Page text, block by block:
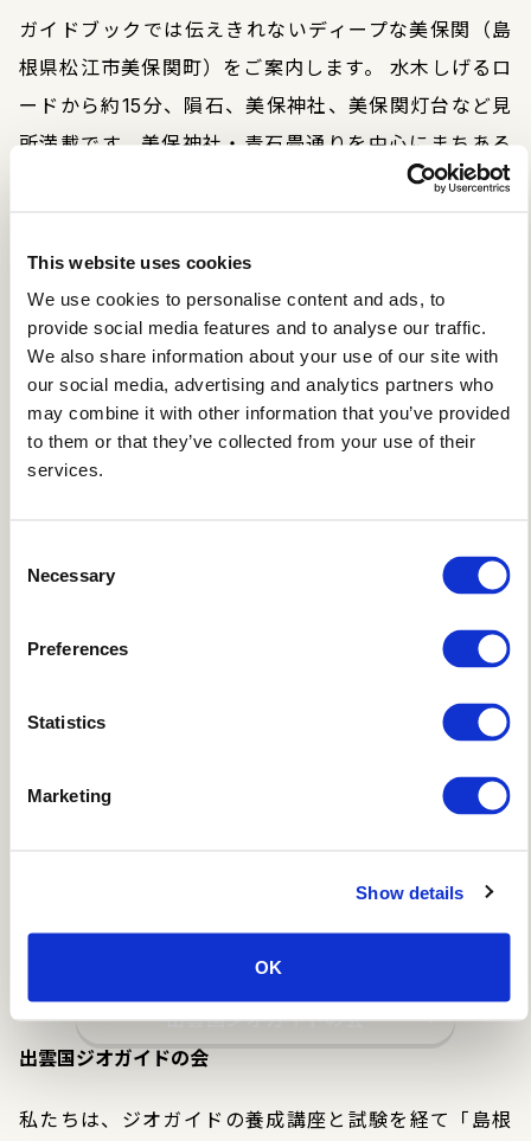
This website uses cookies
We use cookies to personalise content and ads, to
provide social media features and to analyse our traffic.
We also share information about your use of our site with
our social media, advertising and analytics partners who
may combine it with other information that you’ve provided
to them or that they’ve collected from your use of their
services.
Selection
Necessary
Preferences
Statistics
Marketing
Show details
OK
ガイドブックでは伝えきれないディープな美保関（島
根県松江市美保関町）をご案内します。 水木しげるロ
ードから約15分、隕石、美保神社、美保関灯台など見
所満載です。美保神社・青石畳通りを中心にまちある
住所
島根県松江市美保関町美保関661
0852-73-9001
出雲国ジオガイドの会
私たちは、ジオガイドの養成講座と試験を経て「島根
出雲国ジオガイドの会